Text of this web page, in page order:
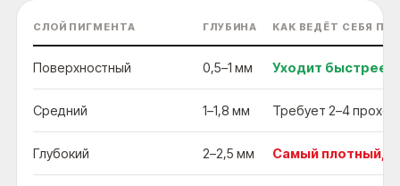
СЛОЙ ПИГМЕНТА ГЛУБИНА КАК ВЕДЁТ СЕБЯ
Поверхностный 0,5–1 мм Уходит быстрее
Средний 1–1,8 мм Требует 2–4
Глубокий 2–2,5 мм Самый плотный,